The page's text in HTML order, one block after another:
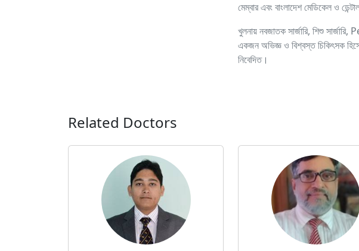
মেম্বার এবং বাংলাদেশ মেডিকেল ও
খুলনায় নবজাতক সার্জারি, শিশু
একজন অভিজ্ঞ ও বিশ্বস্ত চিকিৎসক
নিবেদিত।
Related Doctors